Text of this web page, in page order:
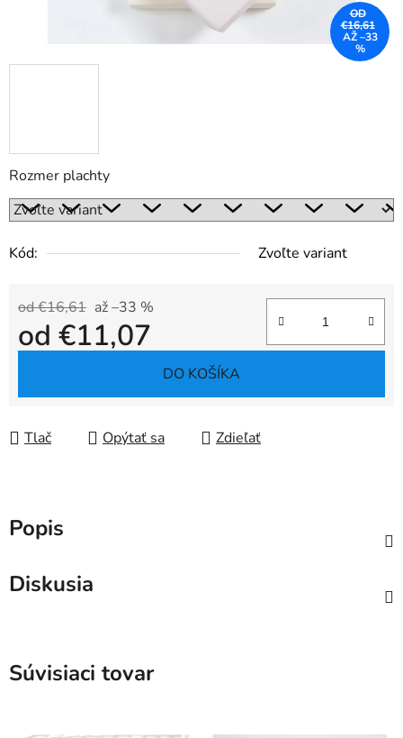
Rozmer plachty
Kód: Zvoľte variant
od €16,61 až –33 %
od €11,07
DO KOŠÍKA
Tlač Opýtať sa Zdieľať
OD
€16,61
AŽ –33
%
Popis
Diskusia
Súvisiaci tovar